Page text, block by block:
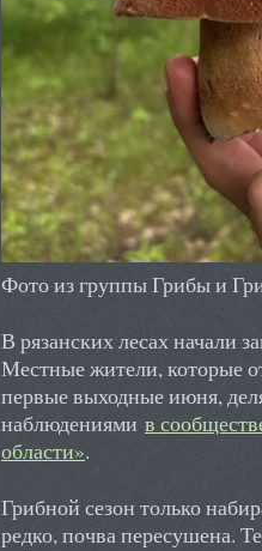
Фото из группы Грибы и
В рязанских лесах начали
Местные жители, которые
первые выходные июня,
наблюдениями в
области».
Грибной сезон только
редко, почва пересушена.